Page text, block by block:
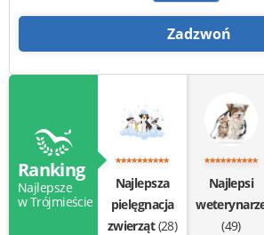
Zadzwoń
Ranking
Najlepsze
w Trójmieście
Najlepsza
pielęgnacja
zwierząt(28)
Najlepsi
(49)